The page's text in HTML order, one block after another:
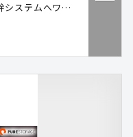
ステムへワン